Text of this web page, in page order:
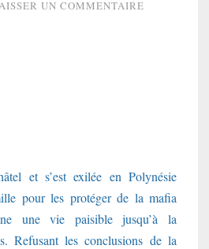
UN COMMENTAIRE
et s’est exilée en Polynésie
pour les protéger de la mafia
une vie paisible jusqu’à la
Refusant les conclusions de la